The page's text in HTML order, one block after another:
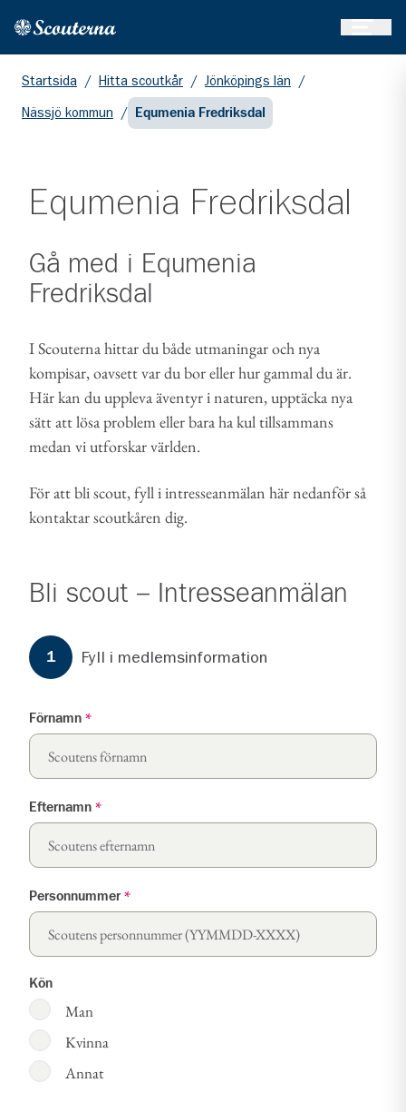
Hem
Startsida / Hitta scoutkår / Jönköpings län /
Nässjö kommun / Equmenia Fredriksdal
Equmenia Fredriksdal
Gå med i Equmenia
Fredriksdal
I Scouterna hittar du både utmaningar och nya
kompisar, oavsett var du bor eller hur gammal du är.
Här kan du uppleva äventyr i naturen, upptäcka nya
sätt att lösa problem eller bara ha kul tillsammans
medan vi utforskar världen.
För att bli scout, fyll i intresseanmälan här nedanför så
kontaktar scoutkåren dig.
Bli scout – Intresseanmälan
Formuläret har steg.
1 Steg1
Fyll i medlemsinformation
Förnamn *
Efternamn *
Personnummer *
Kön
Man
Kvinna
Annat